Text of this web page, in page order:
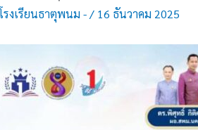
รงเรียนธาตุพนม -/ 16 ธันวาคม 2025